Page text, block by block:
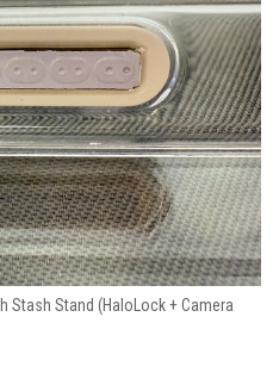
Stash Stand (HaloLock + Camera